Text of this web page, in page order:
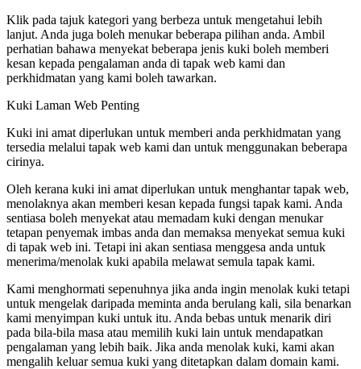
Klik pada tajuk kategori yang berbeza untuk mengetahui lebih
lanjut. Anda juga boleh menukar beberapa pilihan anda. Ambil
perhatian bahawa menyekat beberapa jenis kuki boleh memberi
kesan kepada pengalaman anda di tapak web kami dan
perkhidmatan yang kami boleh tawarkan.
Kuki Laman Web Penting
Kuki ini amat diperlukan untuk memberi anda perkhidmatan yang
tersedia melalui tapak web kami dan untuk menggunakan beberapa
cirinya.
Oleh kerana kuki ini amat diperlukan untuk menghantar tapak web,
menolaknya akan memberi kesan kepada fungsi tapak kami. Anda
sentiasa boleh menyekat atau memadam kuki dengan menukar
tetapan penyemak imbas anda dan memaksa menyekat semua kuki
di tapak web ini. Tetapi ini akan sentiasa menggesa anda untuk
menerima/menolak kuki apabila melawat semula tapak kami.
Kami menghormati sepenuhnya jika anda ingin menolak kuki tetapi
untuk mengelak daripada meminta anda berulang kali, sila benarkan
kami menyimpan kuki untuk itu. Anda bebas untuk menarik diri
pada bila-bila masa atau memilih kuki lain untuk mendapatkan
pengalaman yang lebih baik. Jika anda menolak kuki, kami akan
mengalih keluar semua kuki yang ditetapkan dalam domain kami.